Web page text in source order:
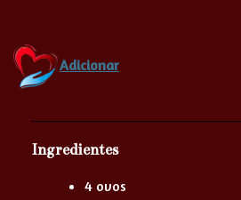
Adicionar
Ingredientes
4 ovos